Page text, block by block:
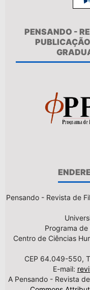
PENSANDO -
Pensando - Revista de
Programa de
Centro de Ciências
CEP 64.049-550,
E-mail:
A Pensando - Revista